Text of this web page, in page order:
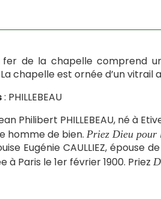
de la chapelle comprend
chapelle est ornée d’un vitrail
: PHILLEBEAU
Philibert PHILLEBEAU, né à
homme de bien. Priez Dieu pour
Eugénie CAULLIEZ, épouse
à Paris le 1er février 1900. Priez